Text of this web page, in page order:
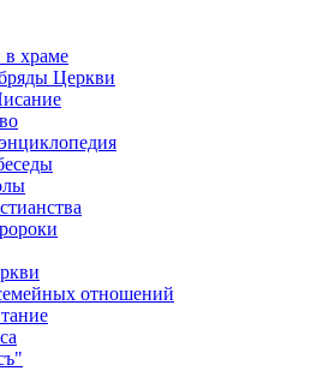
храме
Церкви
отношений